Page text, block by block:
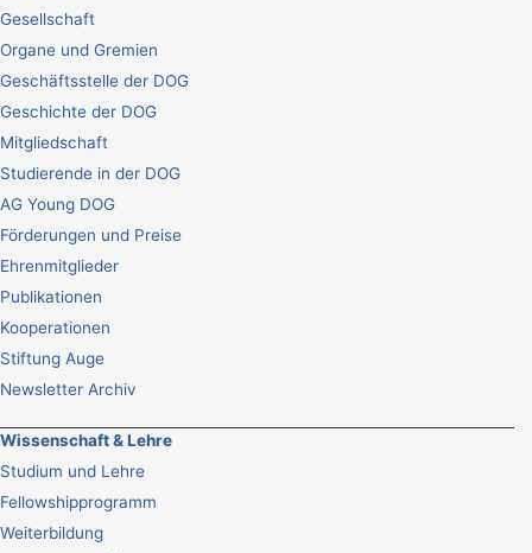
Gesellschaft
Organe und Gremien
Geschäftsstelle der DOG
Geschichte der DOG
Mitgliedschaft
Studierende in der DOG
AG Young DOG
Förderungen und Preise
Ehrenmitglieder
Publikationen
Kooperationen
Stiftung Auge
Newsletter Archiv
Wissenschaft & Lehre
Studium und Lehre
Fellowshipprogramm
Weiterbildung